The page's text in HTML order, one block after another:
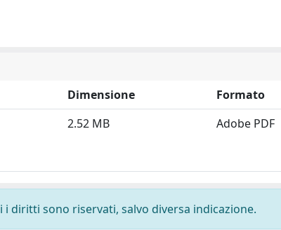
Dimensione
Formato
2.52 MB Adobe PDF
diritti sono riservati, salvo diversa indicazione.